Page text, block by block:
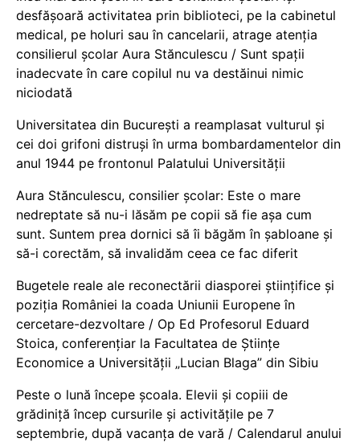
desfășoară activitatea prin biblioteci, pe la cabinetul
medical, pe holuri sau în cancelarii, atrage atenția
consilierul școlar Aura Stănculescu / Sunt spații
inadecvate în care copilul nu va destăinui nimic
niciodată
Universitatea din București a reamplasat vulturul și
cei doi grifoni distruși în urma bombardamentelor din
anul 1944 pe frontonul Palatului Universității
Aura Stănculescu, consilier școlar: Este o mare
nedreptate să nu-i lăsăm pe copii să fie așa cum
sunt. Suntem prea dornici să îi băgăm în șabloane și
să-i corectăm, să invalidăm ceea ce fac diferit
Bugetele reale ale reconectării diasporei științifice și
poziția României la coada Uniunii Europene în
cercetare-dezvoltare / Op Ed Profesorul Eduard
Stoica, conferențiar la Facultatea de Științe
Economice a Universității „Lucian Blaga” din Sibiu
Peste o lună începe școala. Elevii și copiii de
grădiniță încep cursurile și activitățile pe 7
septembrie, după vacanța de vară / Calendarul anului